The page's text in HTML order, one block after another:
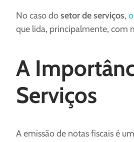
No caso dosetor de serviços,
que lida, principalmente, com
A
Serviços
A emissão de notas fiscais é